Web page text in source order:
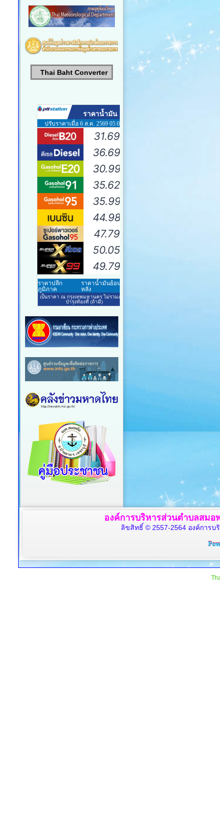
Thai Baht Converter
องค์การบริหารส่วนตำบลสมอ
ลิขสิทธิ์ © 2557-2564 องค์การ